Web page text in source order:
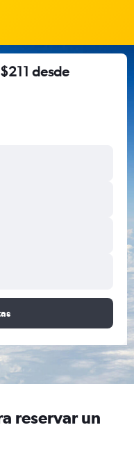
desde
reservar un